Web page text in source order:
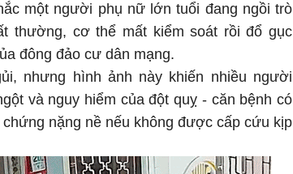
một người phụ nữ lớn tuổi đang ngồi trò
thường, cơ thể mất kiểm soát rồi đổ gục
đông đảo cư dân mạng.
nhưng hình ảnh này khiến nhiều người
và nguy hiểm của đột quỵ - căn bệnh có
nặng nề nếu không được cấp cứu kịp